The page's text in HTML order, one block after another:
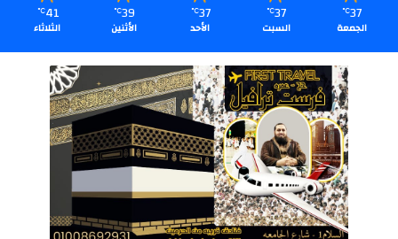
37
℃
الجمعة
37
℃
السبت
37
℃
الأحد
39
℃
الأثنين
41
℃
الثلاثاء